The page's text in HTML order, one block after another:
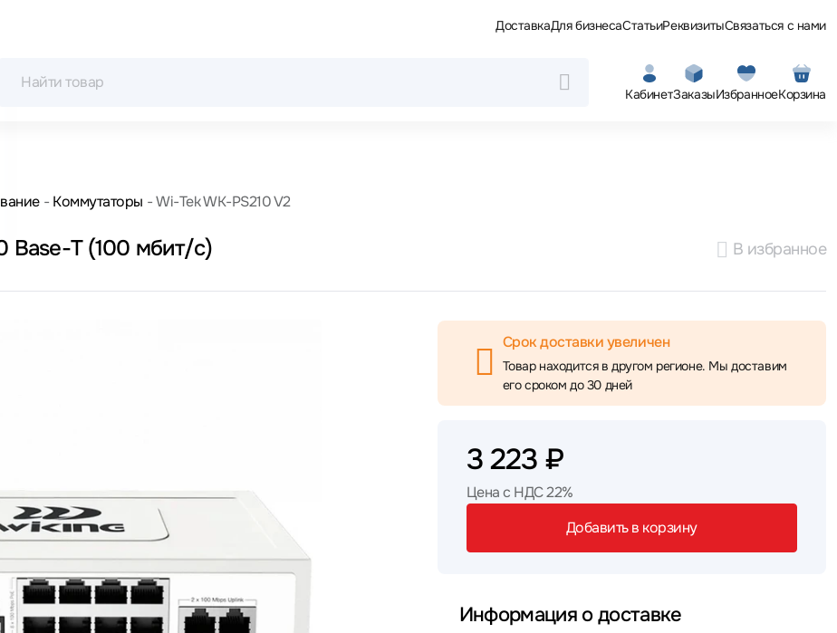
ДоставкаДля бизнесаСтатьиРеквизитыСвязаться с нами
КабинетЗаказыИзбранноеКорзина
Коммутаторы Wi-Tek WK-PS210 V2
Base-T (100 мбит/с) В избранное
Срок доставки увеличен
Товар находится в другом регионе. Мы доставим
его сроком до 30 дней
3 223 ₽
Цена с НДС 22%
Добавить в корзину
Информация о доставке